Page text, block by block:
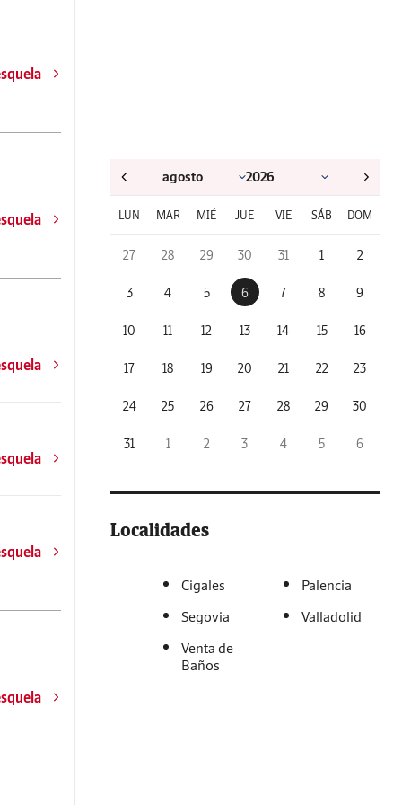
LUN MAR MIÉ JUE VIE SÁB DOM
27 28 29 30 31 1 2
3 4 5 6 7 8 9
10 11 12 13 14 15 16
17 18 19 20 21 22 23
24 25 26 27 28 29 30
31 1 2 3 4 5 6
Localidades
Cigales
Palencia
Segovia
Valladolid
Venta de
Baños